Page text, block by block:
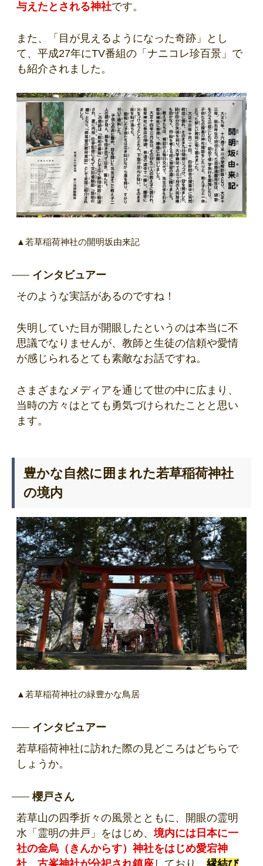
与えたとされる神社です。
また、「目が見えるようになった奇跡」とし
て、平成27年にTV番組の「ナニコレ珍百景」で
も紹介されました。
▲若草稲荷神社の開明坂由来記
インタビュアー
そのような実話があるのですね！
失明していた目が開眼したというのは本当に不
思議でなりませんが、教師と生徒の信頼や愛情
が感じられるとても素敵なお話ですね。
さまざまなメディアを通じて世の中に広まり、
当時の方々はとても勇気づけられたことと思い
ます。
豊かな自然に囲まれた若草稲荷神社
の境内
▲若草稲荷神社の緑豊かな鳥居
インタビュアー
若草稲荷神社に訪れた際の見どころはどちらで
しょうか。
櫻戸さん
若草山の四季折々の風景とともに、開眼の霊明
水「霊明の井戸」をはじめ、境内には 日本に一
社の金烏（きんからす）神社をはじめ愛宕神